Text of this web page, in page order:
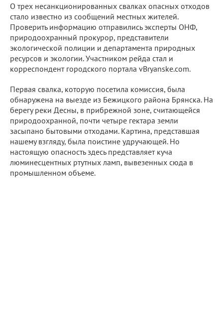
О трех несанкционированных свалках опасных отходов
стало известно из сообщений местных жителей.
Проверить информацию отправились эксперты ОНФ,
природоохранный прокурор, представители
экологической полиции и департамента природных
ресурсов и экологии. Участником рейда стал и
корреспондент городского портала vBryanske.com.
Первая свалка, которую посетила комиссия, была
обнаружена на выезде из Бежицкого района Брянска. На
берегу реки Десны, в прибрежной зоне, считающейся
природоохранной, почти четыре гектара земли
засыпано бытовыми отходами. Картина, представшая
нашему взгляду, была поистине удручающей. Но
настоящую опасность здесь представляет куча
люминесцентных ртутных ламп, вывезенных сюда в
промышленном объеме.